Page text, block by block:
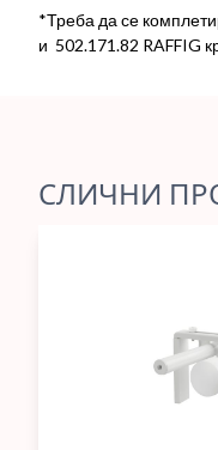
*Треба да се
и 502.171.82 RAFFIG
СЛИЧНИ